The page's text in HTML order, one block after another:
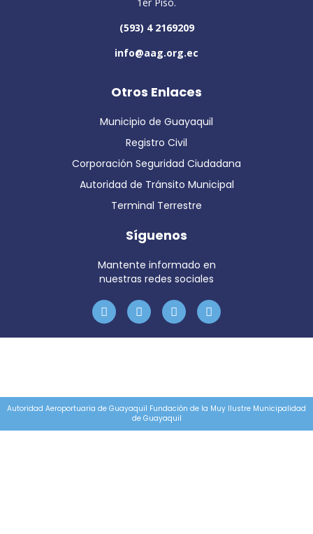
(593) 4 2169209
info@aag.org.ec
Otros Enlaces
Municipio de Guayaquil
Registro Civil
Corporación Seguridad Ciudadana
Autoridad de Tránsito Municipal
Terminal Terrestre
Síguenos
Mantente informado en
nuestras redes sociales
Autoridad Aeroportuaria de Guayaquil Fundación de la Muy Ilustre Municipalidad
de Guayaquil